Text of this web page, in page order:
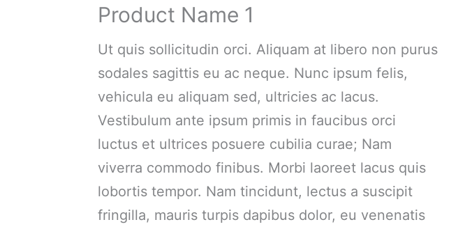
Product Name 1
Ut quis sollicitudin orci. Aliquam at libero non purus
sodales sagittis eu ac neque. Nunc ipsum felis,
vehicula eu aliquam sed, ultricies ac lacus.
Vestibulum ante ipsum primis in faucibus orci
luctus et ultrices posuere cubilia curae; Nam
viverra commodo finibus. Morbi laoreet lacus quis
lobortis tempor. Nam tincidunt, lectus a suscipit
fringilla, mauris turpis dapibus dolor, eu venenatis